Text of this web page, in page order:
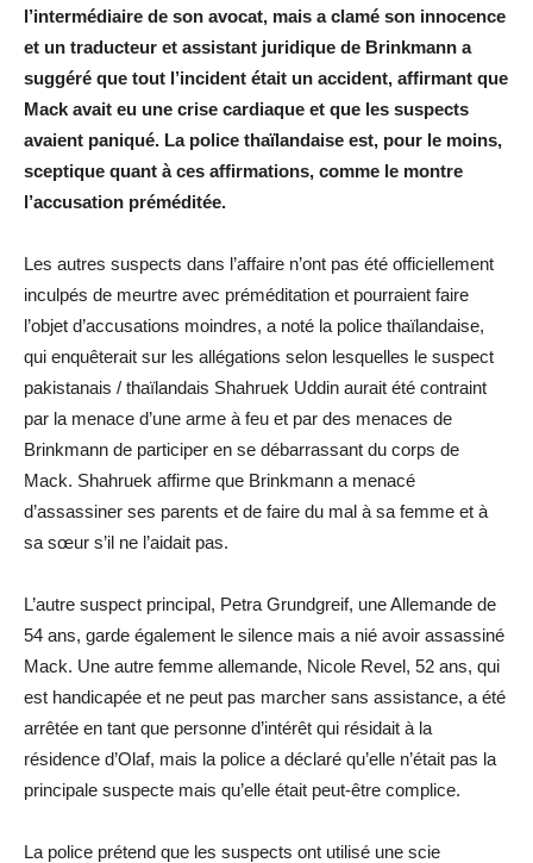
l’intermédiaire de son avocat, mais a clamé son innocence
et un traducteur et assistant juridique de Brinkmann a
suggéré que tout l’incident était un accident, affirmant que
Mack avait eu une crise cardiaque et que les suspects
avaient paniqué. La police thaïlandaise est, pour le moins,
sceptique quant à ces affirmations, comme le montre
l’accusation préméditée.
Les autres suspects dans l’affaire n’ont pas été officiellement
inculpés de meurtre avec préméditation et pourraient faire
l’objet d’accusations moindres, a noté la police thaïlandaise,
qui enquêterait sur les allégations selon lesquelles le suspect
pakistanais / thaïlandais Shahruek Uddin aurait été contraint
par la menace d’une arme à feu et par des menaces de
Brinkmann de participer en se débarrassant du corps de
Mack. Shahruek affirme que Brinkmann a menacé
d’assassiner ses parents et de faire du mal à sa femme et à
sa sœur s’il ne l’aidait pas.
L’autre suspect principal, Petra Grundgreif, une Allemande de
54 ans, garde également le silence mais a nié avoir assassiné
Mack. Une autre femme allemande, Nicole Revel, 52 ans, qui
est handicapée et ne peut pas marcher sans assistance, a été
arrêtée en tant que personne d’intérêt qui résidait à la
résidence d’Olaf, mais la police a déclaré qu’elle n’était pas la
principale suspecte mais qu’elle était peut-être complice.
La police prétend que les suspects ont utilisé une scie